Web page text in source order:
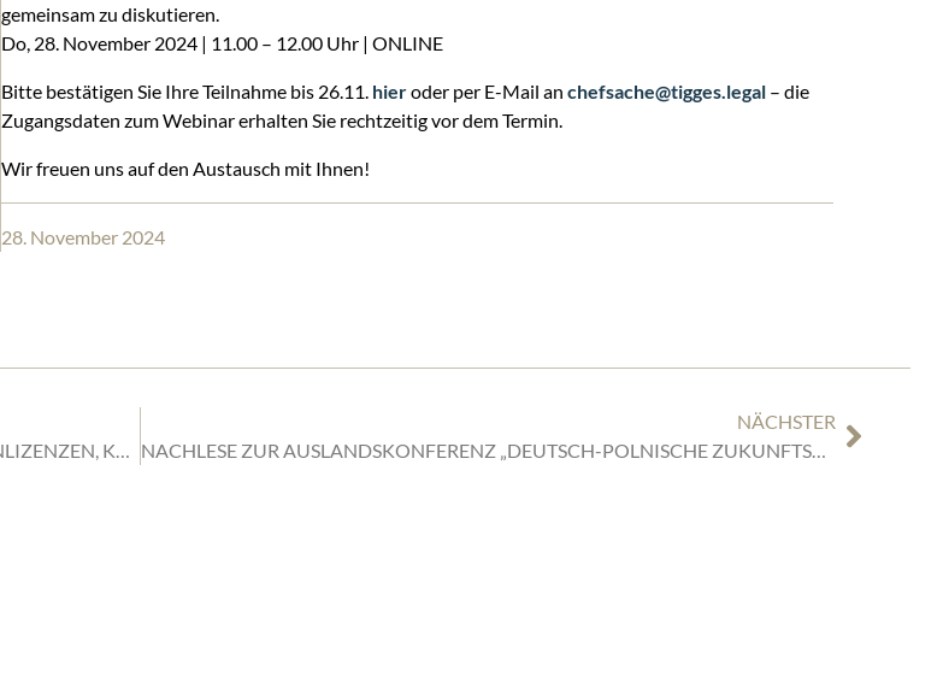
gemeinsam zu diskutieren.
Do, 28. November 2024 | 11.00 – 12.00 Uhr | ONLINE
Bitte bestätigen Sie Ihre Teilnahme bis 26.11. hieroder per E-Mail an chefsache@tigges.legal– die
Zugangsdaten zum Webinar erhalten Sie rechtzeitig vor dem Termin.
Wir freuen uns auf den Austausch mit Ihnen!
28. November 2024
NÄCHSTER
NACHLESE ZUR AUSLANDSKONFERENZ „DEUTSCH-POLNISCHE ZUKUNFTSMÄRKTE“ DER AHK POLSKA BEI DER IHK HANNOVER